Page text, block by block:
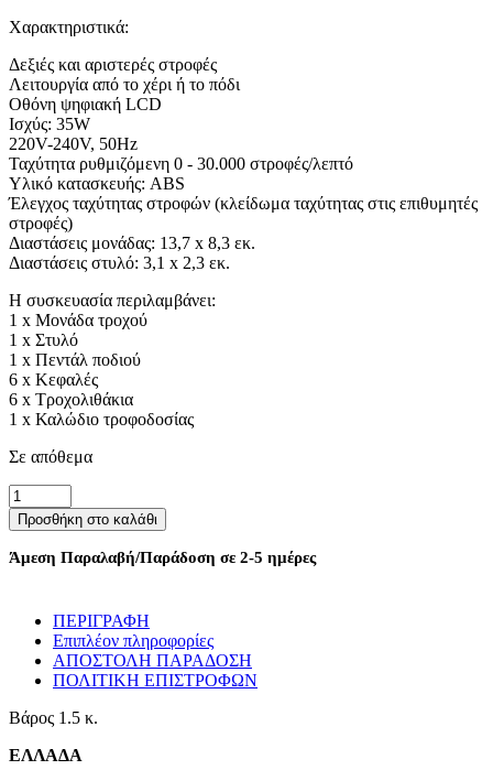
Χαρακτηριστικά:
Δεξιές και αριστερές στροφές
Λειτουργία από το χέρι ή το πόδι
Οθόνη ψηφιακή LCD
Ισχύς: 35W
220V-240V, 50Hz
Ταχύτητα ρυθμιζόμενη 0 - 30.000 στροφές/λεπτό
Υλικό κατασκευής: ABS
Έλεγχος ταχύτητας στροφών (κλείδωμα ταχύτητας στις επιθυμητές
στροφές)
Διαστάσεις μονάδας: 13,7 x 8,3 εκ.
Διαστάσεις στυλό: 3,1 x 2,3 εκ.
Η συσκευασία περιλαμβάνει:
1 x Μονάδα τροχού
1 x Στυλό
1 x Πεντάλ ποδιού
6 x Κεφαλές
6 x Τροχολιθάκια
1 x Καλώδιο τροφοδοσίας
Σε απόθεμα
Ηλεκτρικός
τροχός
μανικιούρ-
πεντικιούρ
JMD207
581375
ποσότητα
Προσθήκη στο καλάθι
Άμεση Παραλαβή/Παράδοση σε 2-5 ημέρες
ΠΕΡΙΓΡΑΦΗ
Επιπλέον πληροφορίες
ΑΠΟΣΤΟΛΗ ΠΑΡΑΔΟΣΗ
ΠΟΛΙΤΙΚΗ ΕΠΙΣΤΡΟΦΩΝ
Βάρος 1.5 κ.
ΕΛΛΑΔΑ